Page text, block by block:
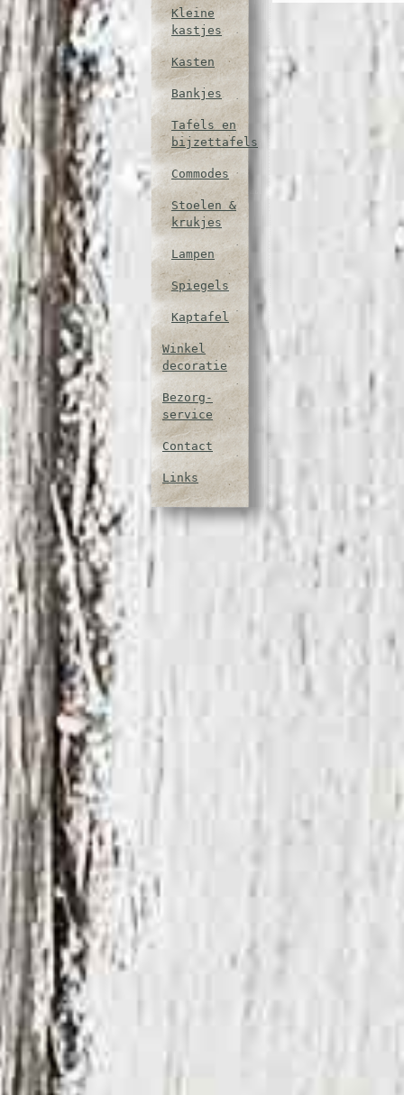
Kleine
kastjes
Kasten
Bankjes
Tafels en
bijzettafels
Commodes
Stoelen &
krukjes
Lampen
Spiegels
Kaptafel
Winkel
decoratie
Bezorg-
service
Contact
Links